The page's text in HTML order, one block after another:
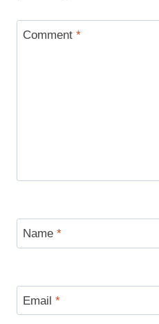
Comment *
Name *
Email *